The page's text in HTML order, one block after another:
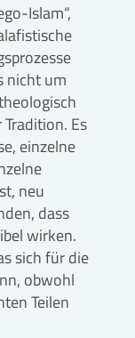
Islam“,
nicht um
Es
einzelne
neu
dass
wirken.
sich für die
obwohl
Teilen